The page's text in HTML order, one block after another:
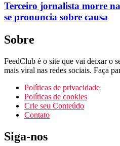
Terceiro jornalista morre
se pronuncia sobre causa
Sobre
FeedClub é o site que vai deixar o
mais viral nas redes sociais. Faça
Políticas de privacidade
Políticas de cookies
Crie seu Conteúdo
Contato
Siga-nos